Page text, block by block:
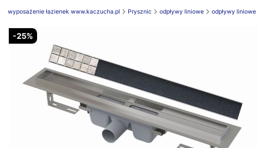
wyposażenie łazienek www.kaczucha.pl Prysznic odpływy liniowe odpływy liniowe
-25%